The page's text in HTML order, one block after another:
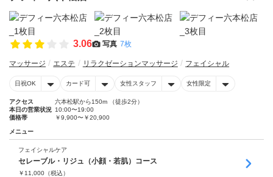
3.06 写真 7枚
マッサージ エステ リラクゼーションマッサージ フェイシャル
日祝OK カード可 女性スタッフ 女性限定
アクセス
六本松駅から150m （徒歩2分）
本日の営業状況 10:00〜19:00
価格帯
￥9,900〜￥20,900
メニュー
フェイシャルケア
セレーブル・リジュ（小顔・若肌）コース
￥ 11,000 （税込）